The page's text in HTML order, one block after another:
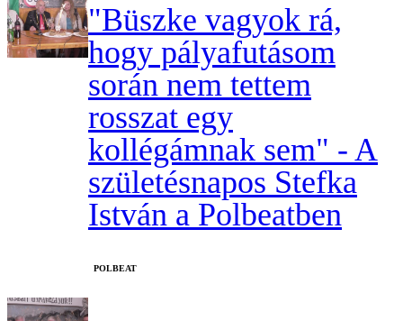
"Büszke vagyok rá,
hogy pályafutásom
során nem tettem
rosszat egy
kollégámnak sem" - A
születésnapos Stefka
István a Polbeatben
‎POLBEAT